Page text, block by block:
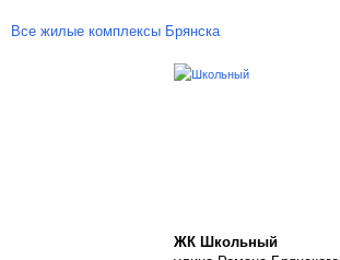
Все жилые комплексы Брянска
ЖК Школьный